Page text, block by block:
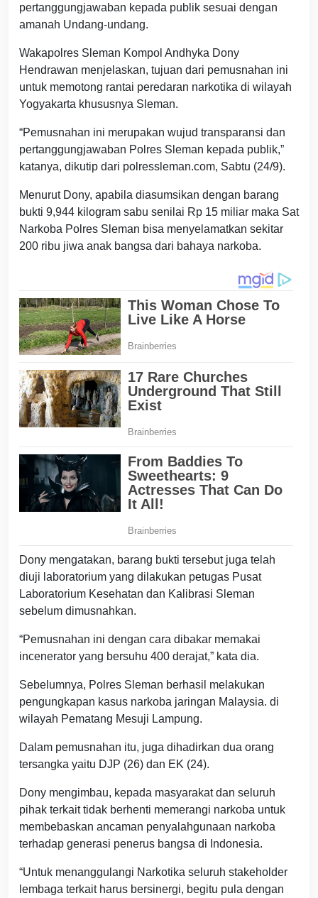
pertanggungjawaban kepada publik sesuai dengan
amanah Undang-undang.
Wakapolres Sleman Kompol Andhyka Dony
Hendrawan menjelaskan, tujuan dari pemusnahan ini
untuk memotong rantai peredaran narkotika di wilayah
Yogyakarta khususnya Sleman.
“Pemusnahan ini merupakan wujud transparansi dan
pertanggungjawaban Polres Sleman kepada publik,”
katanya, dikutip dari polressleman.com, Sabtu (24/9).
Menurut Dony, apabila diasumsikan dengan barang
bukti 9,944 kilogram sabu senilai Rp 15 miliar maka Sat
Narkoba Polres Sleman bisa menyelamatkan sekitar
200 ribu jiwa anak bangsa dari bahaya narkoba.
Dony mengatakan, barang bukti tersebut juga telah
diuji laboratorium yang dilakukan petugas Pusat
Laboratorium Kesehatan dan Kalibrasi Sleman
sebelum dimusnahkan.
“Pemusnahan ini dengan cara dibakar memakai
incenerator yang bersuhu 400 derajat,” kata dia.
Sebelumnya, Polres Sleman berhasil melakukan
pengungkapan kasus narkoba jaringan Malaysia. di
wilayah Pematang Mesuji Lampung.
Dalam pemusnahan itu, juga dihadirkan dua orang
tersangka yaitu DJP (26) dan EK (24).
Dony mengimbau, kepada masyarakat dan seluruh
pihak terkait tidak berhenti memerangi narkoba untuk
membebaskan ancaman penyalahgunaan narkoba
terhadap generasi penerus bangsa di Indonesia.
“Untuk menanggulangi Narkotika seluruh stakeholder
lembaga terkait harus bersinergi, begitu pula dengan